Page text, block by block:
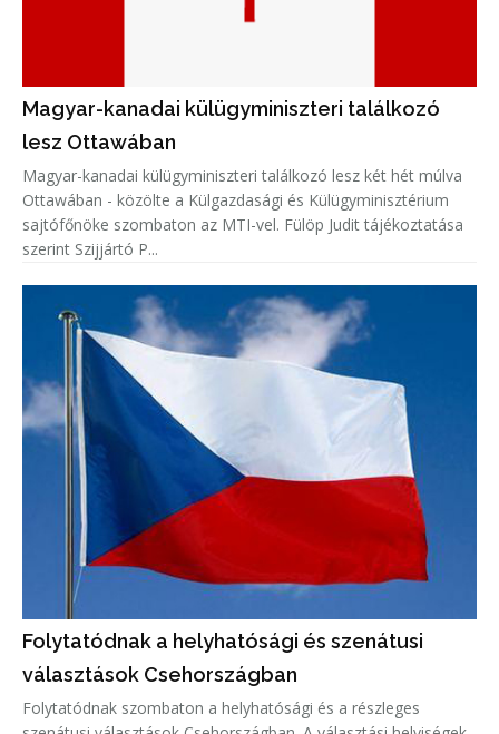
Magyar-kanadai külügyminiszteri találkozó
lesz Ottawában
Magyar-kanadai külügyminiszteri találkozó lesz két hét múlva
Ottawában - közölte a Külgazdasági és Külügyminisztérium
sajtófőnöke szombaton az MTI-vel. Fülöp Judit tájékoztatása
szerint Szijjártó P...
Folytatódnak a helyhatósági és szenátusi
választások Csehországban
Folytatódnak szombaton a helyhatósági és a részleges